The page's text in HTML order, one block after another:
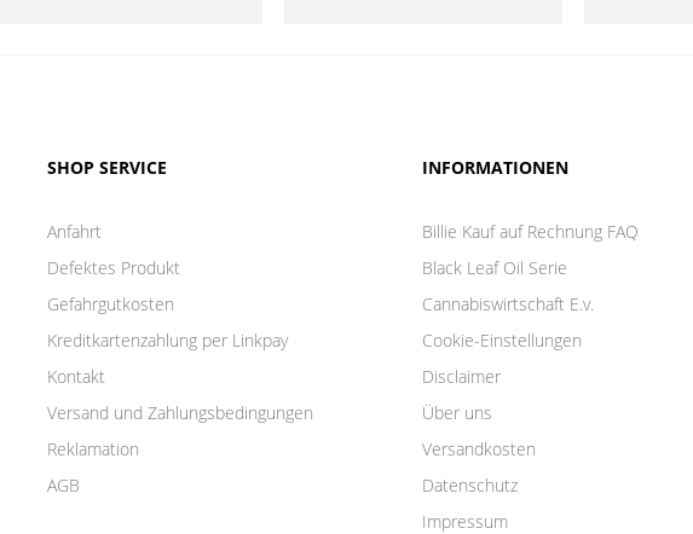
SHOP SERVICE
Anfahrt
Defektes Produkt
Gefahrgutkosten
Kreditkartenzahlung per Linkpay
Kontakt
Versand und Zahlungsbedingungen
Reklamation
AGB
INFORMATIONEN
Billie Kauf auf Rechnung FAQ
Black Leaf Oil Serie
Cannabiswirtschaft E.v.
Cookie-Einstellungen
Disclaimer
Über uns
Versandkosten
Datenschutz
Impressum